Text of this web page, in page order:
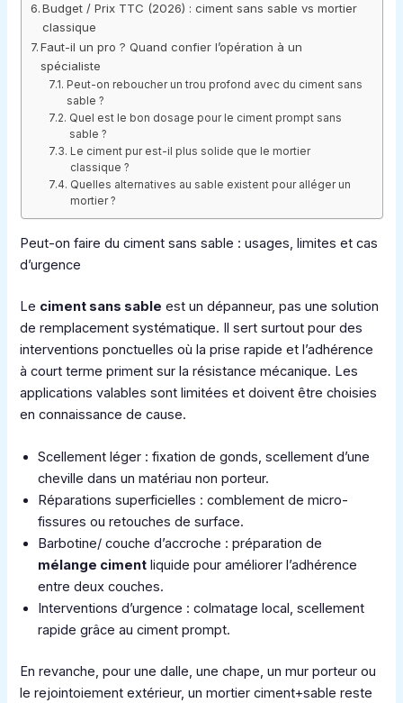
Budget / Prix TTC (2026) : ciment sans sable vs mortier
classique
Faut-il un pro ? Quand confier l’opération à un
spécialiste
Peut-on reboucher un trou profond avec du ciment sans
sable ?
Quel est le bon dosage pour le ciment prompt sans
sable ?
Le ciment pur est-il plus solide que le mortier
classique ?
Quelles alternatives au sable existent pour alléger un
mortier ?
Peut-on faire du ciment sans sable : usages, limites et cas
d’urgence
Le ciment sans sable est un dépanneur, pas une solution
de remplacement systématique. Il sert surtout pour des
interventions ponctuelles où la prise rapide et l’adhérence
à court terme priment sur la résistance mécanique. Les
applications valables sont limitées et doivent être choisies
en connaissance de cause.
Scellement léger : fixation de gonds, scellement d’une
cheville dans un matériau non porteur.
Réparations superficielles : comblement de micro-
fissures ou retouches de surface.
Barbotine/ couche d’accroche : préparation de
mélange ciment liquide pour améliorer l’adhérence
entre deux couches.
Interventions d’urgence : colmatage local, scellement
rapide grâce au ciment prompt.
En revanche, pour une dalle, une chape, un mur porteur ou
le rejointoiement extérieur, un mortier ciment+sable reste